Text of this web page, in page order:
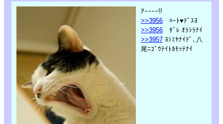
ｱｰｰｰｰ!!
>>3956 ﾊｰﾄ♥ﾃﾞｽﾖ
>>3956 ﾀﾞﾚ ｵﾗｼﾗﾅｲ
>>3957 ﾖｼﾐﾔﾅｲﾃﾞ､八
尾ﾆｺﾞｳﾃｲﾄｶﾓｯﾃﾅｲ